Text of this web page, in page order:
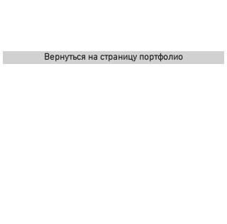
Вернуться на страницу портфолио